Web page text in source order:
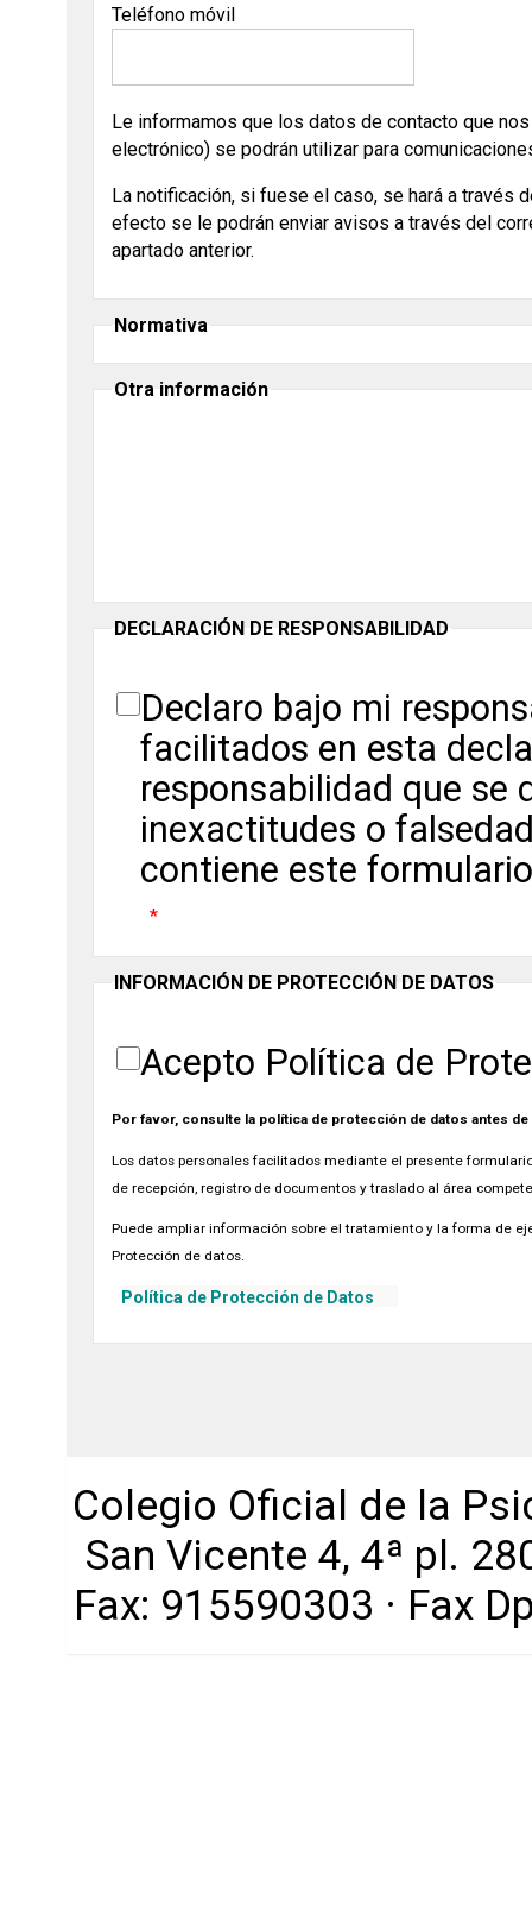
Teléfono móvil
Le informamos que los datos de contacto que
electrónico) se podrán utilizar para
La notificación, si fuese el caso, se hará a través
efecto se le podrán enviar avisos a través del
apartado anterior.
Normativa
Otra información
DECLARACIÓN DE RESPONSABILIDAD
Declaro bajo mi
facilitados en esta
responsabilidad que se
inexactitudes o
contiene este
INFORMACIÓN DE PROTECCIÓN DE DATOS
Acepto Política de
Por favor, consulte la política de protección de datos antes de
Los datos personales facilitados mediante el presente
de recepción, registro de documentos y traslado al área
Puede ampliar información sobre el tratamiento y la forma de
Protección de datos.
Política de Protección de Datos
Colegio Oficial de la
San Vicente 4, 4ª pl.
Fax: 915590303 · Fax